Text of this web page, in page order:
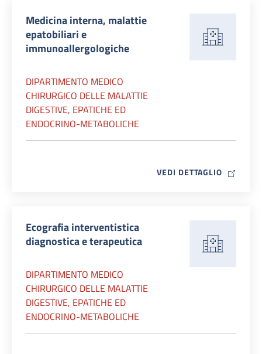
Medicina interna, malattie
epatobiliari e
immunoallergologiche
DIPARTIMENTO MEDICO
CHIRURGICO DELLE MALATTIE
DIGESTIVE, EPATICHE ED
ENDOCRINO-METABOLICHE
VEDI DETTAGLIO MAP ICON
Ecografia interventistica
diagnostica e terapeutica
DIPARTIMENTO MEDICO
CHIRURGICO DELLE MALATTIE
DIGESTIVE, EPATICHE ED
ENDOCRINO-METABOLICHE